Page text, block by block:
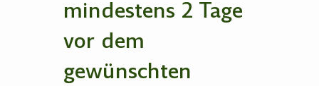
mindestens 2 Tage
vor dem
gewünschten